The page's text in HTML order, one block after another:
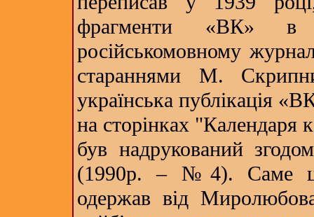
фрагменти «ВК»
російськомовному
стараннями М.
українська публікація
на сторінках "Календаря
був надрукований
(1990р. – №4). Саме
одержав від Миролюбова